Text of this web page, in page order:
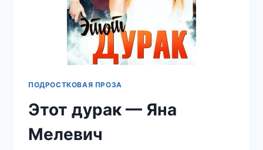
ПОДРОСТКОВАЯ ПРОЗА
Этот дурак — Яна
Мелевич